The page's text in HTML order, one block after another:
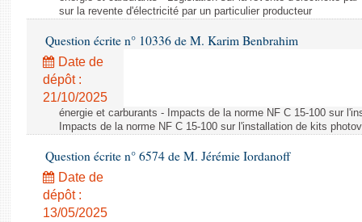
sur la revente d'électricité par un particulier producteur
Question écrite n° 10336 de M. Karim Benbrahim
Date de
dépôt :
21/10/2025
énergie et carburants - Impacts de la norme NF C 15-100 sur
Impacts de la norme NF C 15-100 sur l'installation de kits
Question écrite n° 6574 de M. Jérémie Iordanoff
Date de
dépôt :
13/05/2025